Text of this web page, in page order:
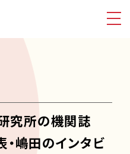
究所の機関誌
・嶋田のインタビ